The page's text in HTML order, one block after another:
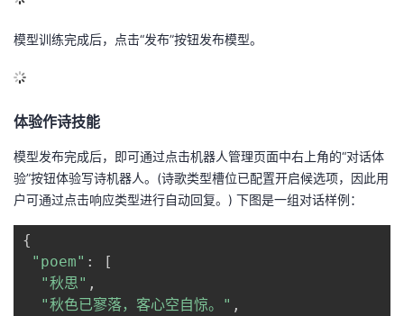
模型训练完成后，点击“发布”按钮发布模型。
体验作诗技能
模型发布完成后，即可通过点击机器人管理页面中右上角的“对话体
验”按钮体验写诗机器人。 (诗歌类型槽位已配置开启候选项，因此用
户可通过点击响应类型进行自动回复。 ) 下图是一组对话样例：
{
"poem" :
[
"秋思" ,
"秋色已寥落，客心空自惊。" ,